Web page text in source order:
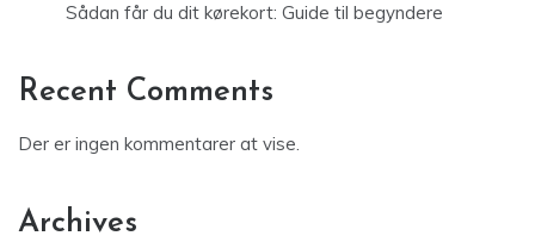
Sådan får du dit kørekort: Guide til begyndere
Recent Comments
Der er ingen kommentarer at vise.
Archives